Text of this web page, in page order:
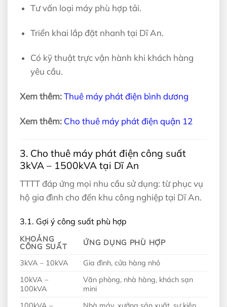
Tư vấn loại máy phù hợp tải.
Triển khai lắp đặt nhanh tại Dĩ An.
Có kỹ thuật trực vận hành khi khách hàng
yêu cầu.
Xem thêm:Thuê máy phát điện bình dương
Xem thêm: Cho thuê máy phát điện quận 12
3. Cho thuê máy phát điện công suất
3kVA – 1500kVA tại Dĩ An
TTTT đáp ứng mọi nhu cầu sử dụng: từ phục vụ
hộ gia đình cho đến khu công nghiệp tại Dĩ An.
3.1. Gợi ý công suất phù hợp
KHOẢNG
CÔNG SUẤT
ỨNG DỤNG PHÙ HỢP
3kVA – 10kVA
Gia đình, cửa hàng nhỏ
10kVA –
100kVA
Văn phòng, nhà hàng, khách sạn
mini